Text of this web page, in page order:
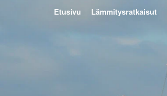
Etusivu Lämmitysratkaisut